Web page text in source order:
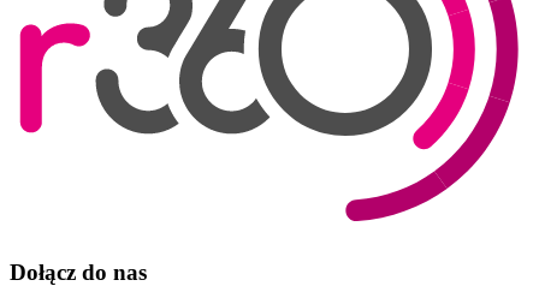
Dołącz do nas